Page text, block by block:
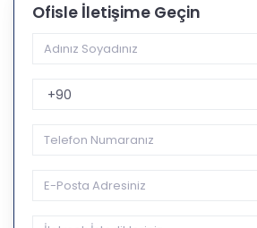
Ofisle İletişime Geçin
Telefon Kodu